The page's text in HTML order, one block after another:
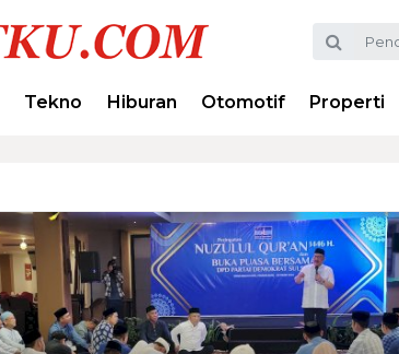
Tekno Hiburan Otomotif Properti